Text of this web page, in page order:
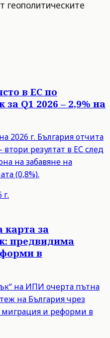
геополитическите
в ЕС по
Q1 2026 – 2,9% на
2026 г. България отчита
резултат в ЕС след
на забавяне на
(0,8%).
за
предвидима
в
на ИПИ очерта пътна
на България чрез
и реформи в